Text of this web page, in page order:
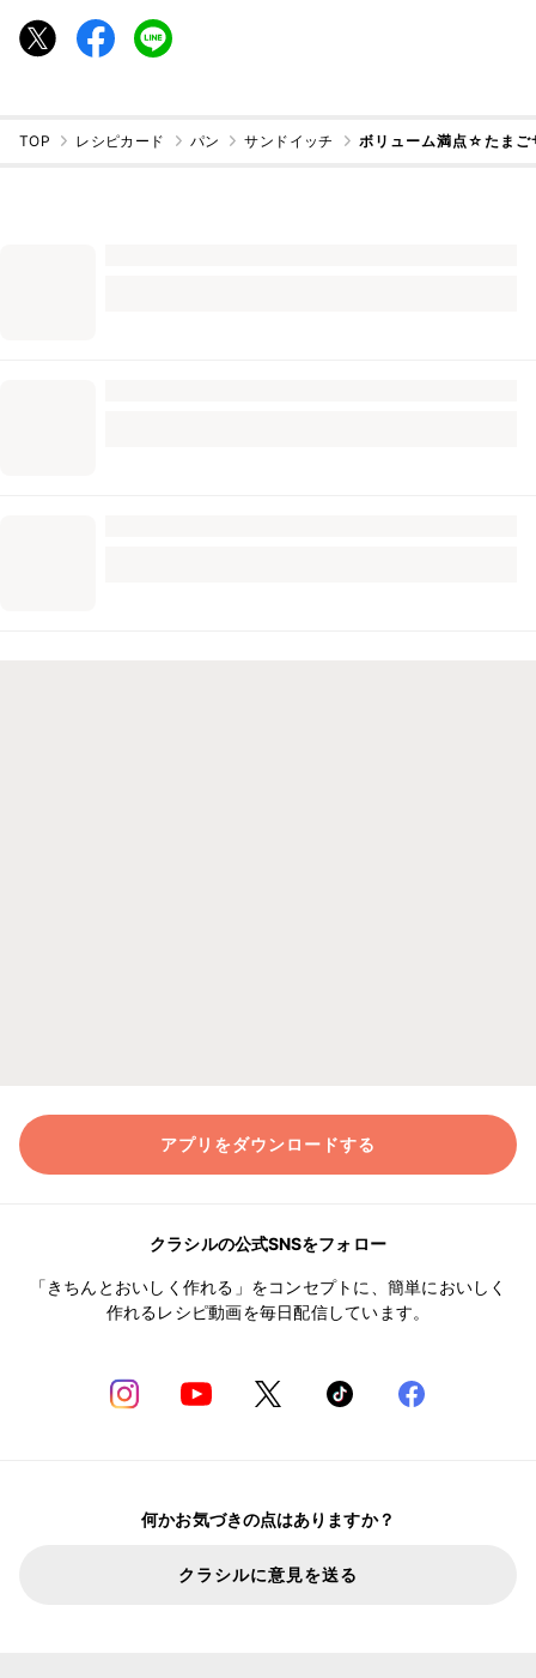
TOP レシピカード パン サンドイッチ ボリューム満点☆たまご
アプリをダウンロードする
クラシルの公式SNSをフォロー
「きちんとおいしく作れる」をコンセプトに、簡単においしく
作れるレシピ動画を毎日配信しています。
何かお気づきの点はありますか？
クラシルに意見を送る